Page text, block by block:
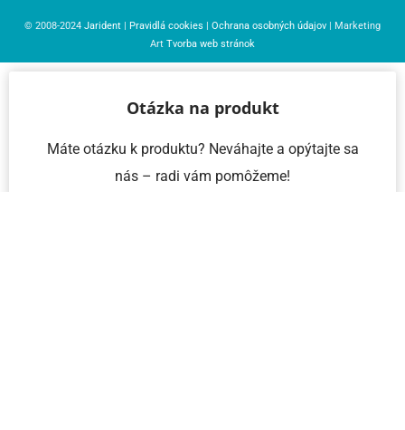
© 2008-2024 Jarident | Pravidlá cookies | Ochrana osobných údajov | Marketing
Art Tvorba web stránok
Otázka na produkt
Máte otázku k produktu? Neváhajte a opýtajte sa
nás – radi vám pomôžeme!